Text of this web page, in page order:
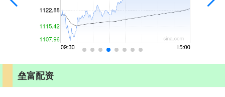
垒富配资